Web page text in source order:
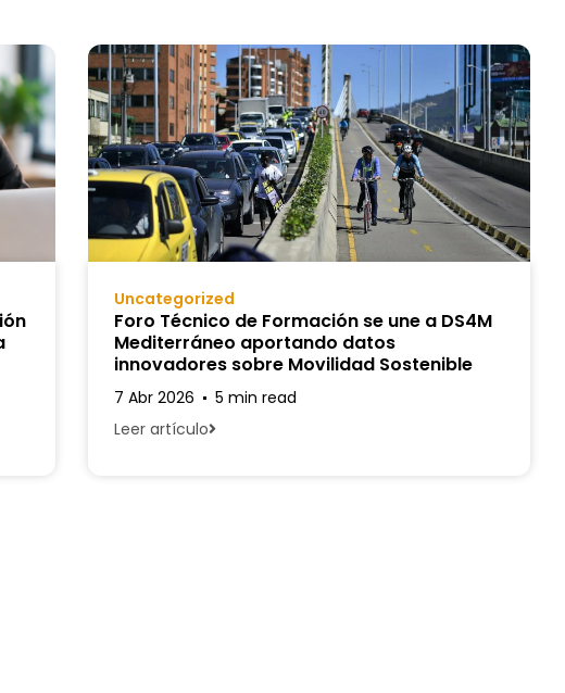
Uncategorized
Foro Técnico de Formación se une a DS4M
Mediterráneo aportando datos
innovadores sobre Movilidad Sostenible
7 Abr 2026
5 min read
Leer artículo